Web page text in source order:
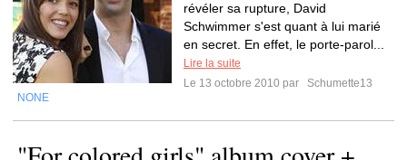
révéler sa rupture, David
Schwimmer s'est quant à lui marié
en secret. En effet, le porte-parol...
Lire la suite
Le 13 octobre 2010 par
Schumette13
NONE